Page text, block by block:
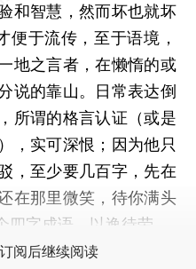
和智慧，然而坏也就坏
于流传，至于语境，
地之言者，在懒惰的或
说的靠山。日常表达倒
所谓的格言认证（或是
，实可深恨；因为他只
，至少要几百字，先在
在那里微笑，待你满头
字成语，以逸待劳。
阅后继续阅读